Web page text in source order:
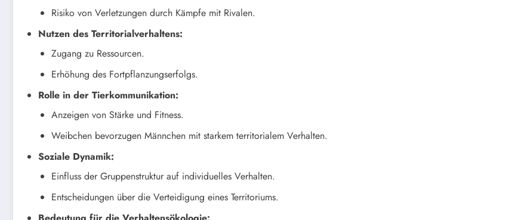
Risiko von Verletzungen durch Kämpfe mit Rivalen.
Nutzen des Territorialverhaltens:
Zugang zu Ressourcen.
Erhöhung des Fortpflanzungserfolgs.
Rolle in der Tierkommunikation:
Anzeigen von Stärke und Fitness.
Weibchen bevorzugen Männchen mit starkem territorialem Verhalten.
Soziale Dynamik:
Einfluss der Gruppenstruktur auf individuelles Verhalten.
Entscheidungen über die Verteidigung eines Territoriums.